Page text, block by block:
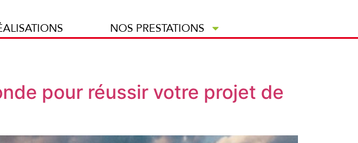
NOS PRESTATIONS
pour réussir votre projet de